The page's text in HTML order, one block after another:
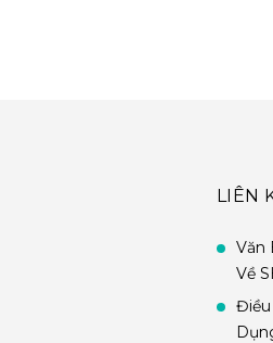
LIÊN
Văn
Về
Điều